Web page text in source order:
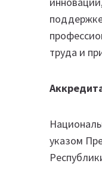
труда и
указом